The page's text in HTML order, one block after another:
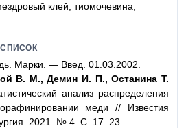
клей, тиомочевина,
Марки. — Введ. 01.03.2002.
В. М., Демин И. П., Останина Т.
анализ распределения
меди // Известия
2021. № 4. С. 17–23.